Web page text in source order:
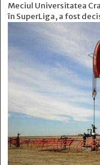
Meciul Universitatea
în SuperLiga, a fost